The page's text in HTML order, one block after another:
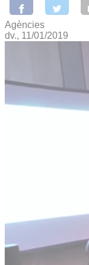
Agències
dv., 11/01/2019